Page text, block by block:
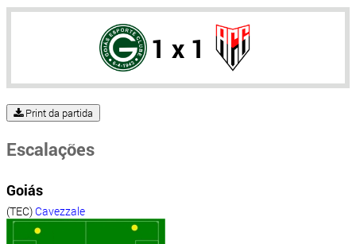
1 x 1
Print da partida
Escalações
Goiás
(TEC) Cavezzale